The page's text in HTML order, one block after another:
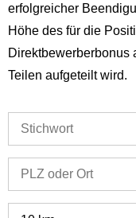
erfolgreicher
Höhe des für die
Direktbewerberbonus
Teilen aufgeteilt wird.